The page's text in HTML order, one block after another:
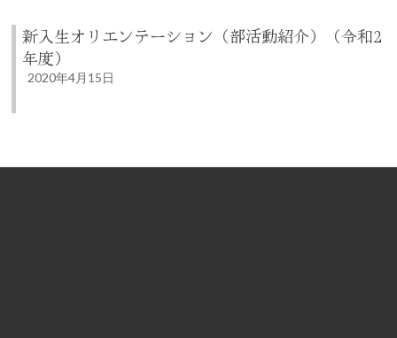
新入生オリエンテーション（部活動紹介）（令和2
年度）
2020年4月15日